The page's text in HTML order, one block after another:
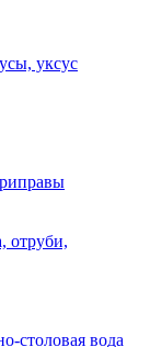
уксус
отруби,
столовая вода